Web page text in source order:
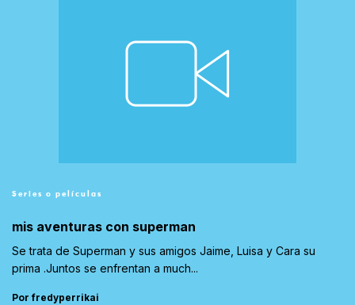
Series o películas
mis aventuras con superman
Se trata de Superman y sus amigos Jaime, Luisa y Cara su
prima .Juntos se enfrentan a much...
Por fredyperrikai